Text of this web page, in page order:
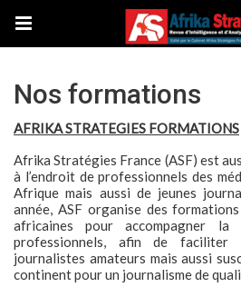
Nos formations
AFRIKA STRATEGIES FORMATIONS
Afrika Stratégies France (ASF) est
à l’endroit de professionnels des
Afrique mais aussi de jeunes
année, ASF organise des
africaines pour accompagner
professionnels, afin de faciliter
journalistes amateurs mais aussi
continent pour un journalisme de